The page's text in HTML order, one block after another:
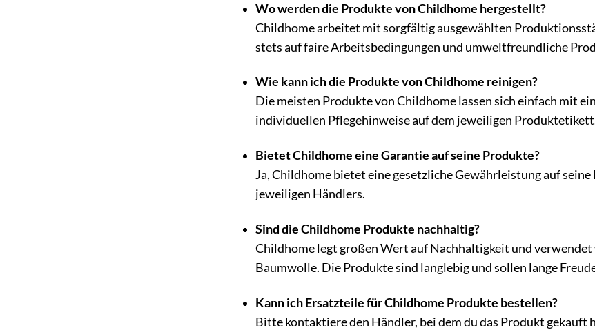
Wo werden die Produkte von Childhome hergestellt?
Childhome arbeitet mit sorgfältig ausgewählten
stets auf faire Arbeitsbedingungen und umweltfreundliche
Wie kann ich die Produkte von Childhome reinigen?
Die meisten Produkte von Childhome lassen sich einfach mit
individuellen Pflegehinweise auf dem jeweiligen
Bietet Childhome eine Garantie auf seine Produkte?
Ja, Childhome bietet eine gesetzliche Gewährleistung auf
jeweiligen Händlers.
Sind die Childhome Produkte nachhaltig?
Childhome legt großen Wert auf Nachhaltigkeit und
Baumwolle. Die Produkte sind langlebig und sollen lange
Kann ich Ersatzteile für Childhome Produkte bestellen?
Bitte kontaktiere den Händler, bei dem du das Produkt